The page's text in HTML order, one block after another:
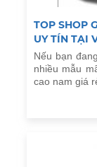
TOP SHOP
UY TÍN TẠI
Nếu bạn
nhiều mẫu
cao nam giá